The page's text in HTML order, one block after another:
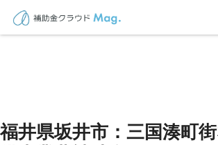
福井県坂井市：三国湊町